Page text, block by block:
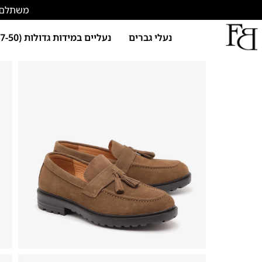
משתלם
נעלי גברים נעליים במידות גדולות (47-50)